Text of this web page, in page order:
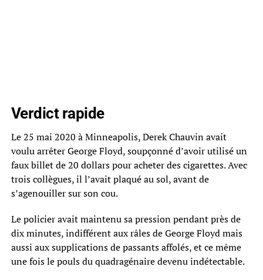
Verdict rapide
Le 25 mai 2020 à Minneapolis, Derek Chauvin avait
voulu arrêter George Floyd, soupçonné d’avoir utilisé un
faux billet de 20 dollars pour acheter des cigarettes. Avec
trois collègues, il l’avait plaqué au sol, avant de
s’agenouiller sur son cou.
Le policier avait maintenu sa pression pendant près de
dix minutes, indifférent aux râles de George Floyd mais
aussi aux supplications de passants affolés, et ce même
une fois le pouls du quadragénaire devenu indétectable.